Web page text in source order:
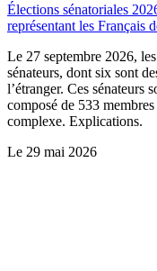
Élections sénatoriales
représentant les Français
Le 27 septembre 2026,
sénateurs, dont six sont
l’étranger. Ces sénateurs
composé de 533
complexe. Explications.
Le 29 mai 2026